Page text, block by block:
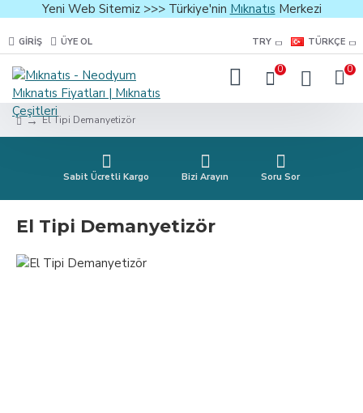
Yeni Web Sitemiz >>> Türkiye'nin Mıknatıs Merkezi
GIRIŞ ÜYE OL TRY TÜRKÇE
0 0
El Tipi Demanyetizör
Sabit Ücretli Kargo Bizi Arayın Soru Sor
El Tipi Demanyetizör